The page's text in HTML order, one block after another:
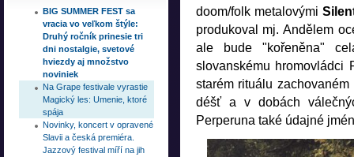
doom/folk metalovými
produkoval mj. Andělem
ale bude "kořeněna"
slovanskému hromovládci
starém rituálu
déšť a v dobách
Perperuna také údajné
BIG SUMMER FEST sa
vracia vo veľkom štýle:
Druhý ročník prinesie tri
dni nostalgie, svetové
hviezdy aj množstvo
noviniek
Na Grape festivale vyrastie
Magický les: Umenie, ktoré
spája
Novinky, koncert v opravené
Slavii a česká premiéra.
Jazzový festival míří na jih